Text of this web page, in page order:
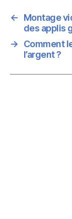
←
Montage
des applis
→
Comment
l’argent ?